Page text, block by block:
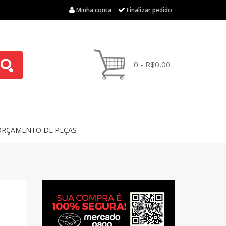
Minha conta Finalizar pedido
0 - R$0,00
DE PEÇAS